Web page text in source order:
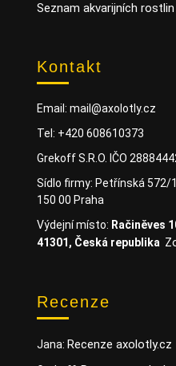
Seznam akvarijních rostlin
Kontakt
Email: mail@axolotly.cz
Tel: +420 608610373
Grekoff S.R.O. IČO
Sídlo firmy: Petřínská 572/
150 00 Praha
Výdejní místo: Račiněves
41301, Česká republika
Recenze
Jana: Recenze axolotly.cz